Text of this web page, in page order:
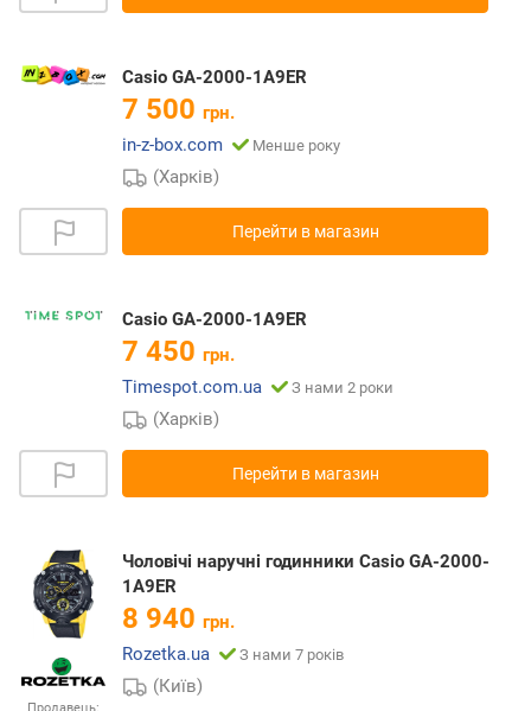
Casio GA-2000-1A9ER
7 500 грн.
in-z-box.com
Менше року
(Харків)
Перейти в магазин
Casio GA-2000-1A9ER
7 450 грн.
Timespot.com.ua
З нами 2 роки
(Харків)
Перейти в магазин
Чоловічі наручні годинники Casio GA-2000-
1A9ER
8 940 грн.
Rozetka.ua
З нами 7 років
(Київ)